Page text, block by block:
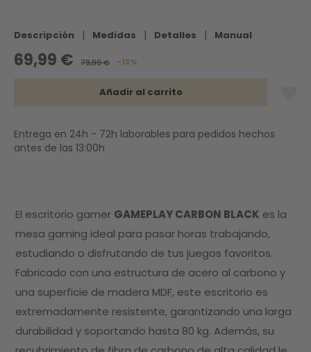
Descripción | Medidas | Detalles | Manual
69,99 € 79,99 € -13%
Añadir al carrito
Entrega en 24h - 72h laborables para pedidos hechos
antes de las 13:00h
El escritorio gamer GAMEPLAY CARBON BLACK es la
mesa gaming ideal para pasar horas trabajando,
estudiando o disfrutando de tus juegos favoritos.
Fabricado con una estructura de acero al carbono y
una superficie de madera MDF, este escritorio es
extremadamente resistente, garantizando una larga
durabilidad y soportando hasta 80 kg. Además, su